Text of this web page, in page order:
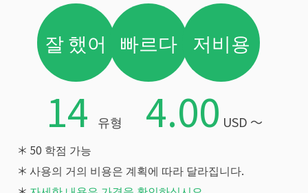
잘 했어 빠르다 저비용
14 유형 4.00 USD 〜
＊ 50 학점 가능
＊ 사용의 거의 비용은 계획에 따라 달라집니다.